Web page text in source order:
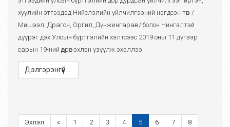
хуулийн этгээдэд Нийслэлийн үйлчилгээний нэгдсэн төв /
Мишээл, Драгон, Оргил, Дүнжингарав/ болон Чингэлтэй
дүүрэг дэх Улсын бүртгэлийн хэлтсээс 2019 оны 11 дүгээр
сарын 19-ний өдрөөс эхлэн үзүүлж эхэллээ.
Дэлгэрэнгүй ...
Эхлэл « 1 2 3 4 5 6 7 8